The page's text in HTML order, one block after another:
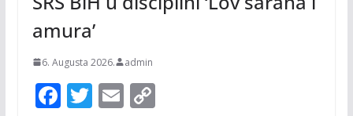
amura’
6. Augusta 2026. admin
F T E C